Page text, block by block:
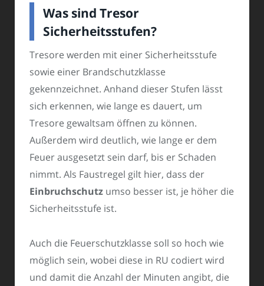
Was sind Tresor
Sicherheitsstufen?
Tresore werden mit einer Sicherheitsstufe
sowie einer Brandschutzklasse
gekennzeichnet. Anhand dieser Stufen lässt
sich erkennen, wie lange es dauert, um
Tresore gewaltsam öffnen zu können.
Außerdem wird deutlich, wie lange er dem
Feuer ausgesetzt sein darf, bis er Schaden
nimmt. Als Faustregel gilt hier, dass der
Einbruchschutz umso besser ist, je höher die
Sicherheitsstufe ist.
Auch die Feuerschutzklasse soll so hoch wie
möglich sein, wobei diese in RU codiert wird
und damit die Anzahl der Minuten angibt, die